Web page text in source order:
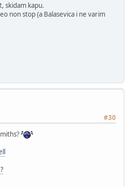
skidam kapu.
non stop (a Balasevica i ne varim
#30